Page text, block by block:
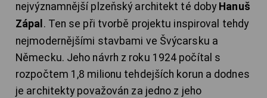
nejvýznamnější plzeňský architekt té doby Hanuš
Zápal . Ten se při tvorbě projektu inspiroval tehdy
nejmodernějšími stavbami ve Švýcarsku a
Německu. Jeho návrh z roku 1924 počítal s
rozpočtem 1,8 milionu tehdejších korun a dodnes
je architekty považován za jedno z jeho